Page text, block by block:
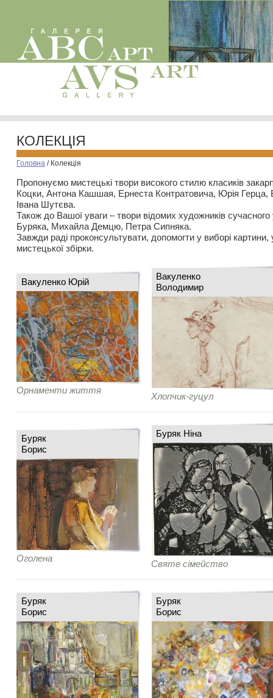
КОЛЕКЦІЯ
Головна / Колекція
Пропонуємо мистецькі твори високого стилю класиків
Коцки, Антона Кашшая, Ернеста Контратовича, Юрія
Івана Шутєва.
Також до Вашої уваги – твори відомих художників
Буряка, Михайла Демцю, Петра Сипняка.
Завжди раді проконсультувати, допомогти у виборі картини,
мистецької збірки.
Вакуленко Юрій
Орнаменти життя
Вакуленко
Володимир
Хлопчик-гуцул
Буряк
Борис
Оголена
Буряк Ніна
Святе сімейство
Буряк
Борис
Буряк
Борис